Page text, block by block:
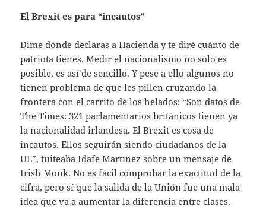
El Brexit es para “incautos”
Dime dónde declaras a Hacienda y te diré cuánto de
patriota tienes. Medir el nacionalismo no solo es
posible, es así de sencillo. Y pese a ello algunos no
tienen problema de que les pillen cruzando la
frontera con el carrito de los helados: “Son datos de
The Times: 321 parlamentarios británicos tienen ya
la nacionalidad irlandesa. El Brexit es cosa de
incautos. Ellos seguirán siendo ciudadanos de la
UE”, tuiteaba Idafe Martínez sobre un mensaje de
Irish Monk. No es fácil comprobar la exactitud de la
cifra, pero sí que la salida de la Unión fue una mala
idea que va a aumentar la diferencia entre clases.